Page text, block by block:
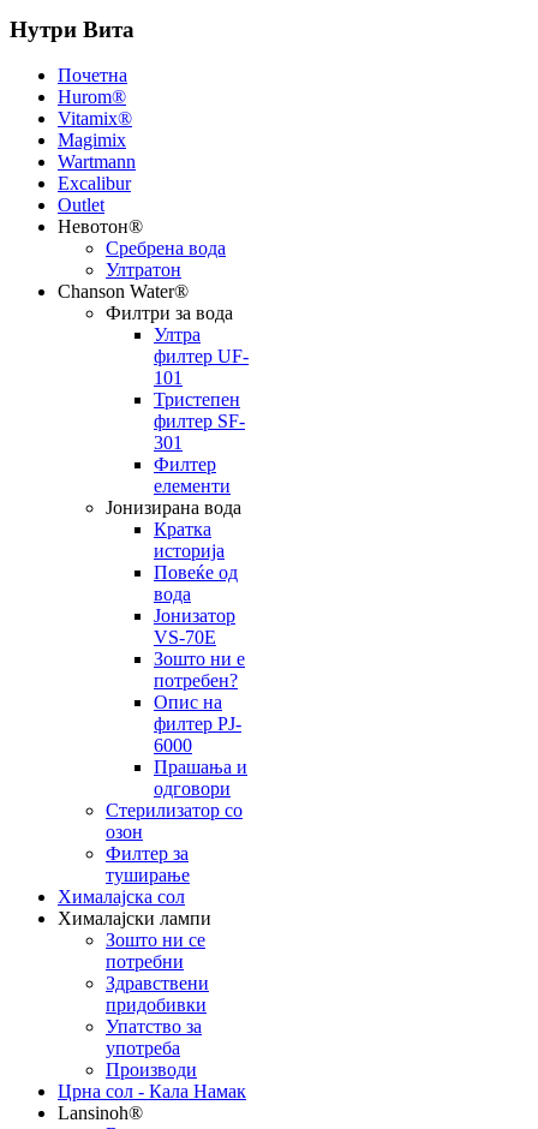
Нутри Вита
Почетна
Hurom®
Vitamix®
Magimix
Wartmann
Excalibur
Outlet
Невотон®
Сребрена вода
Ултратон
Chanson Water®
Филтри за вода
Ултра
филтер UF-
101
Тристепен
филтер SF-
301
Филтер
елементи
Јонизирана вода
Кратка
историја
Повеќе од
вода
Јонизатор
VS-70E
Зошто ни е
потребен?
Опис на
филтер PJ-
6000
Прашања и
одговори
Стерилизатор со
озон
Филтер за
туширање
Хималајска сол
Хималајски лампи
Зошто ни се
потребни
Здравствени
придобивки
Упатство за
употреба
Производи
Црна сол - Кала Намак
Lansinoh®